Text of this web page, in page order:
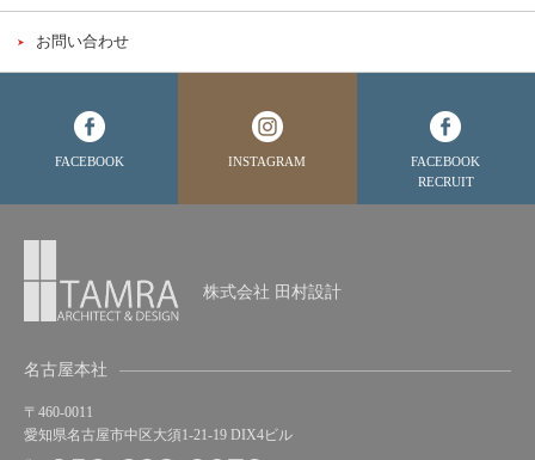
お問い合わせ
FACEBOOK INSTAGRAM
FACEBOOK
RECRUIT
株式会社 田村設計
名古屋本社
〒460-0011
愛知県名古屋市中区大須1-21-19 DIX4ビル